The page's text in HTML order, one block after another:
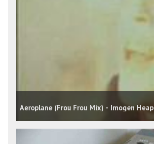
Aeroplane (Frou Frou Mix) - Imogen Heap